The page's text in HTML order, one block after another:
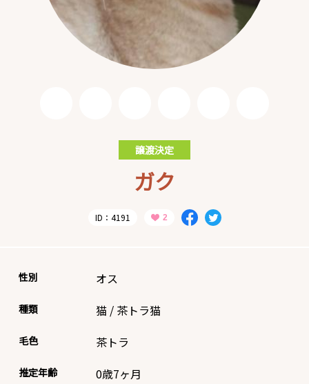
譲渡決定
ガク
ID：4191
性別 オス
種類 猫 / 茶トラ猫
毛色 茶トラ
推定年齢 0歳7ヶ月